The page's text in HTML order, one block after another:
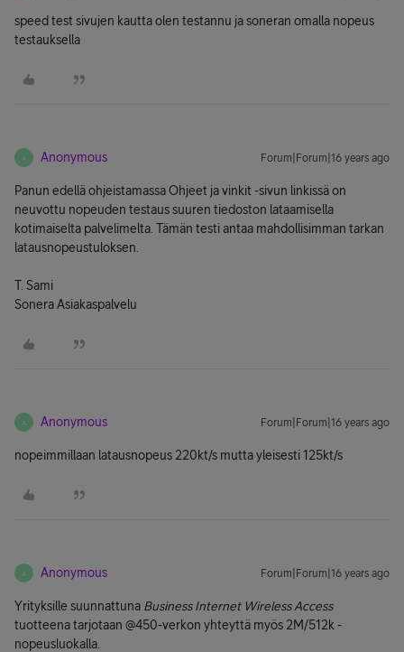
speed test sivujen kautta olen testannu ja soneran omalla nopeus
testauksella
A Anonymous Forum|Forum|16 years ago
Panun edellä ohjeistamassa Ohjeet ja vinkit -sivun linkissä on
neuvottu nopeuden testaus suuren tiedoston lataamisella
kotimaiselta palvelimelta. Tämän testi antaa mahdollisimman tarkan
latausnopeustuloksen.
T. Sami
Sonera Asiakaspalvelu
A Anonymous Forum|Forum|16 years ago
nopeimmillaan latausnopeus 220kt/s mutta yleisesti 125kt/s
A Anonymous Forum|Forum|16 years ago
Yrityksille suunnattuna Business Internet Wireless Access
tuotteena tarjotaan @450-verkon yhteyttä myös 2M/512k -
nopeusluokalla.